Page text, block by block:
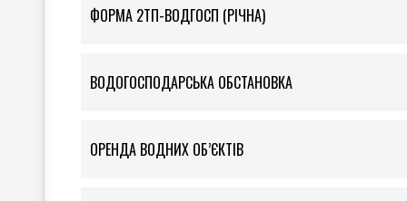
ФOРМА 2ТП-ВОДГОСП (РІЧНА)
ВОДОГОСПОДАРСЬКА ОБСТАНОВКА
ОРЕНДА ВОДНИХ ОБ’ЄКТІВ